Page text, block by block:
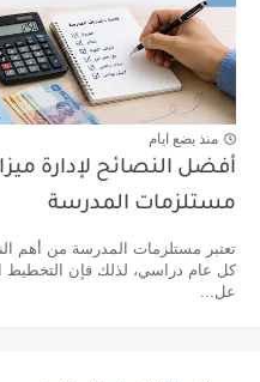
منذ بضع ايام
أفضل النصائح لإدارة
مستلزمات المدرسة
تعتبر مستلزمات المدرسة من أهم
كل عام دراسي، لذلك فإن التخطيط
عل...